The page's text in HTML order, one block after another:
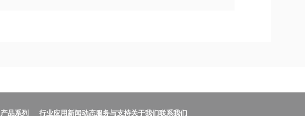
产品系列 行业应用新闻动态服务与支持关于我们联系我们